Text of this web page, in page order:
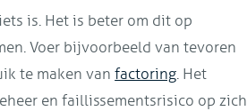
is. Het is beter om dit op
Voer bijvoorbeeld van tevoren
te maken vanfactoring. Het
en faillissementsrisico op zich